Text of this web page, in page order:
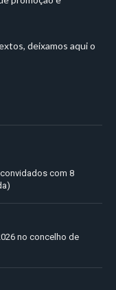
deixamos aqui o
com 8
no concelho de